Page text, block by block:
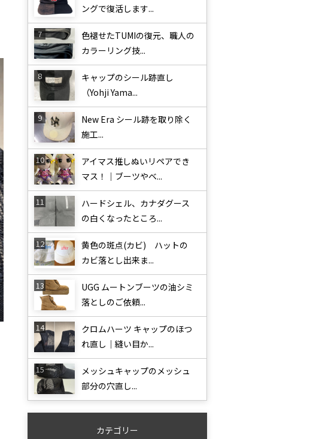
ングで復活します...
色褪せたTUMIの復元、職人の
カラーリング技...
キャップのシール跡直し
（Yohji Yama...
New Era シール跡を取り除く
施工...
アイマス推しぬいリペアでき
マス！｜ブーツやベ...
ハードシェル、カナダグース
の白くなったところ...
黄色の斑点(カビ) ハットの
カビ落とし出来ま...
UGG ムートンブーツの油シミ
落としのご依頼...
クロムハーツ キャップのほつ
れ直し｜縫い目か...
メッシュキャップのメッシュ
部分の穴直し...
カテゴリー